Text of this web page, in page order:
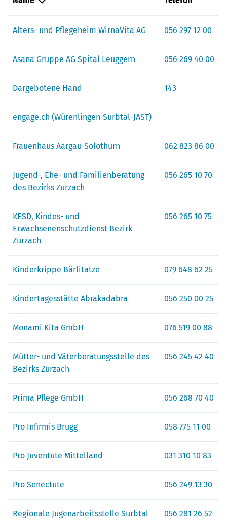
Alters- und Pflegeheim WirnaVita AG 056 297 12 00
Asana Gruppe AG Spital Leuggern 056 269 40 00
Dargebotene Hand 143
engage.ch (Würenlingen-Surbtal-JAST)
Frauenhaus Aargau-Solothurn 062 823 86 00
Jugend-, Ehe- und Familienberatung
des Bezirks Zurzach
056 265 10 70
KESD, Kindes- und
Erwachsenenschutzdienst Bezirk
Zurzach
056 265 10 75
Kinderkrippe Bärlitatze 079 648 62 25
Kindertagesstätte Abrakadabra 056 250 00 25
Monami Kita GmbH 076 519 00 88
Mütter- und Väterberatungsstelle des
Bezirks Zurzach
056 245 42 40
Prima Pflege GmbH 056 268 70 40
Pro Infirmis Brugg 058 775 11 00
Pro Juventute Mittelland 031 310 10 83
Pro Senectute 056 249 13 30
Regionale Jugenarbeitsstelle Surbtal
056 281 26 52